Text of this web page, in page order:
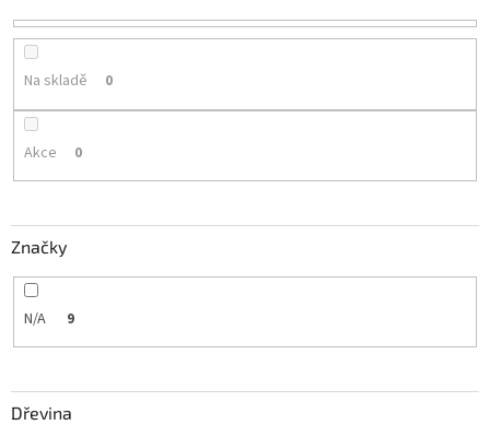
u
ů
Na skladě 0
Akce 0
Značky
N/A 9
Dřevina